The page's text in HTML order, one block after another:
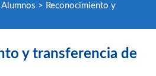
Alumnos > Reconocimiento y
y transferencia de